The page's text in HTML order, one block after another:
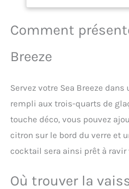
idéal
Parfait
des
Les
Comment
Breeze
Servez votre Sea Breeze
rempli aux trois-quarts de
touche déco, vous pouvez
citron sur le bord du verre et
cocktail sera ainsi prêt à ravir
Où trouver la